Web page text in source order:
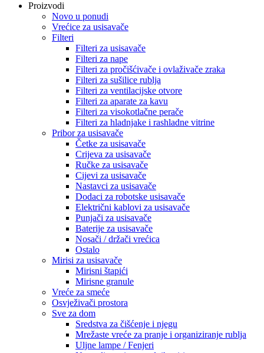
Proizvodi
Novo u ponudi
Vrećice za usisavače
Filteri
Filteri za usisavače
Filteri za nape
Filteri za pročišćivače i ovlaživače zraka
Filteri za sušilice rublja
Filteri za ventilacijske otvore
Filteri za aparate za kavu
Filteri za visokotlačne perače
Filteri za hladnjake i rashladne vitrine
Pribor za usisavače
Četke za usisavače
Crijeva za usisavače
Ručke za usisavače
Cijevi za usisavače
Nastavci za usisavače
Dodaci za robotske usisavače
Električni kablovi za usisavače
Punjači za usisavače
Baterije za usisavače
Nosači / držači vrećica
Ostalo
Mirisi za usisavače
Mirisni štapići
Mirisne granule
Vreće za smeće
Osvježivači prostora
Sve za dom
Sredstva za čišćenje i njegu
Mrežaste vreće za pranje i organiziranje rublja
Uljne lampe / Fenjeri